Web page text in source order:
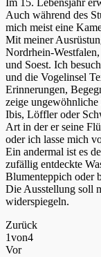
Im 15. Lebensjahr
Auch während des
mich meist eine
Mit meiner
Nordrhein-
und Soest. Ich
und die Vogelinsel
Erinnerungen,
zeige
Ibis, Löffler oder
Art in der er seine
oder ich lasse mich
Ein andermal ist es
zufällig entdeckte
Blumenteppich oder
Die Ausstellung soll
widerspiegeln.
Zurück
1von4
Vor